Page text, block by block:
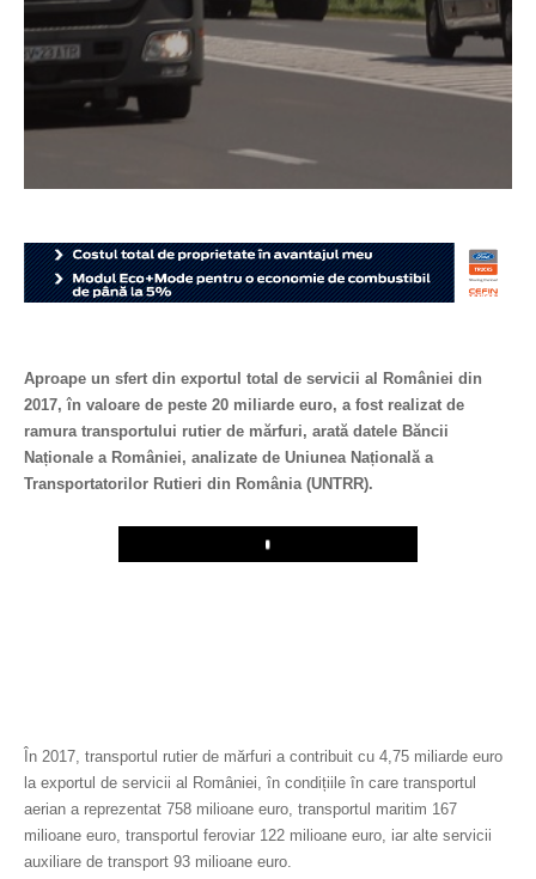
Aproape un sfert din exportul total de servicii al României din
2017, în valoare de peste 20 miliarde euro, a fost realizat de
ramura transportului rutier de mărfuri, arată datele Băncii
Naționale a României, analizate de Uniunea Națională a
Transportatorilor Rutieri din România (UNTRR).
Play
În 2017, transportul rutier de mărfuri a contribuit cu 4,75 miliarde euro
la exportul de servicii al României, în condițiile în care transportul
aerian a reprezentat 758 milioane euro, transportul maritim 167
milioane euro, transportul feroviar 122 milioane euro, iar alte servicii
auxiliare de transport 93 milioane euro.